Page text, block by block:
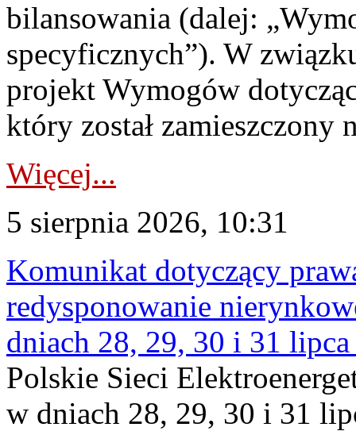
bilansowania (dalej:
specyficznych”). W
projekt Wymogów
który został zamieszczony
Więcej...
5 sierpnia 2026, 10:31
Komunikat dotyczący
redysponowanie
dniach 28, 29, 30 i 31
Polskie Sieci
w dniach 28, 29, 30 i 31